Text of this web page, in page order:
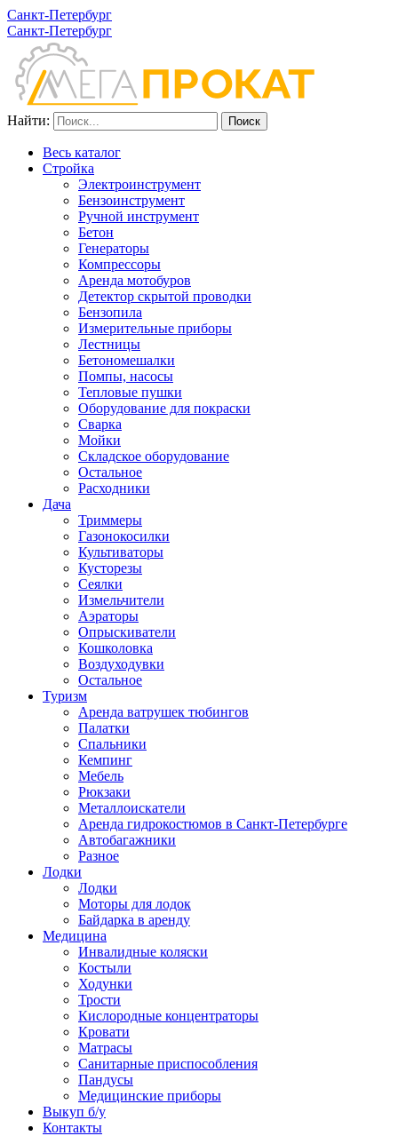
Санкт-Петербург
Санкт-Петербург
Найти:
Весь каталог
Стройка
Электроинструмент
Бензоинструмент
Ручной инструмент
Бетон
Генераторы
Компрессоры
Аренда мотобуров
Детектор скрытой проводки
Бензопила
Измерительные приборы
Лестницы
Бетономешалки
Помпы, насосы
Тепловые пушки
Оборудование для покраски
Сварка
Мойки
Складское оборудование
Остальное
Расходники
Дача
Триммеры
Газонокосилки
Культиваторы
Кусторезы
Сеялки
Измельчители
Аэраторы
Опрыскиватели
Кошколовка
Воздуходувки
Остальное
Туризм
Аренда ватрушек тюбингов
Палатки
Спальники
Кемпинг
Мебель
Рюкзаки
Металлоискатели
Аренда гидрокостюмов в Санкт-Петербурге
Автобагажники
Разное
Лодки
Лодки
Моторы для лодок
Байдарка в аренду
Медицина
Инвалидные коляски
Костыли
Ходунки
Трости
Кислородные концентраторы
Кровати
Матрасы
Санитарные приспособления
Пандусы
Медицинские приборы
Выкуп б/у
Контакты